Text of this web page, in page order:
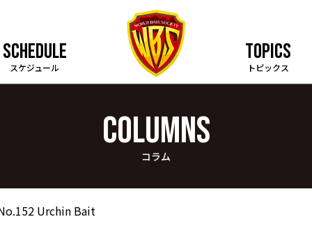
SCHEDULE
スケジュール
TOPICS
トピックス
COLUMNS
コラム
Urchin Bait